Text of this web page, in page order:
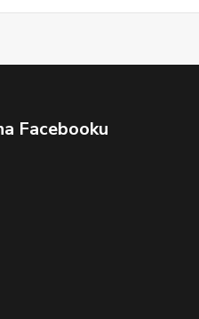
Facebooku